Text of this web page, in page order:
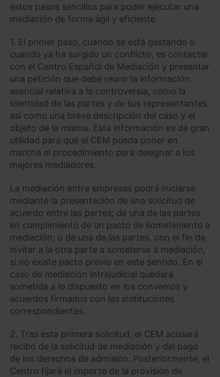
estos pasos sencillos para poder ejecutar una
mediación de forma ágil y eficiente.
1. El primer paso, cuando se está gestando o
cuando ya ha surgido un conflicto, es contactar
con el Centro Español de Mediación y presentar
una petición que debe reunir la información
esencial relativa a la controversia, como la
identidad de las partes y de sus representantes,
así como una breve descripción del caso y el
objeto de la misma. Esta información es de gran
utilidad para que el CEM pueda poner en
marcha el procedimiento para designar a los
mejores mediadores.
La mediación entre empresas podrá iniciarse
mediante la presentación de una solicitud de
acuerdo entre las partes; de una de las partes
en cumplimiento de un pacto de sometimiento a
mediación; o de una de las partes, con el fin de
invitar a la otra parte a someterse a mediación,
si no existe pacto previo en este sentido. En el
caso de mediación intrajudicial quedará
sometida a lo dispuesto en los convenios y
acuerdos firmados con las instituciones
correspondientes.
2. Tras esta primera solicitud, el CEM acusará
recibo de la solicitud de mediación y del pago
de los derechos de admisión. Posteriormente, el
Centro fijará el importe de la provisión de